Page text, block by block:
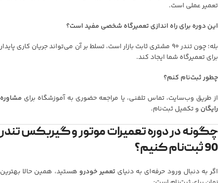
تعمیر عملی است.
این دوره برای راه اندازی تعمیرگاه شخصی مفید است؟
بله؛ چون تندر 90 مشتری ثابت بازار است، تسلط بر آن می‌تواند جریان کاری پایدار
برای تعمیرگاه شما ایجاد کند.
چطور ثبت‌نام کنم؟
از طریق وب‌سایت، تماس تلفنی، یا مراجعه حضوری به آموزشگاه برای مشاوره
رایگان و تکمیل ثبت‌نام.
چگونه در دوره تعمیرات موتور و گیربکس تندر
90 ثبت‌نام کنیم؟
اگر به دنبال ورود حرفه‌ای به دنیایتعمیر خودرو هستید، همین حالا بهترین